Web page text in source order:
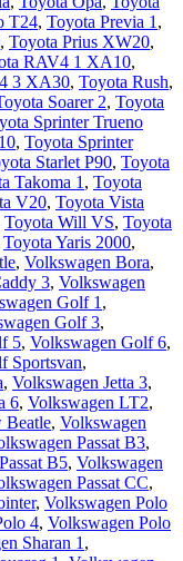
T24, Toyota Previa 1 ,
, Toyota Prius XW20,
RAV4 1 XA10,
3 XA30, Toyota Rush,
Soarer 2, Toyota
Sprinter Trueno
, Toyota Sprinter
Starlet P90, Toyota
Takoma 1 , Toyota
V20, Toyota Vista
Toyota Will VS, Toyota
Toyota Yaris 2000,
, Volkswagen Bora,
3, Volkswagen
Golf 1 ,
Golf 3,
5, Volkswagen Golf 6,
Sportsvan,
, Volkswagen Jetta 3,
6, Volkswagen LT2,
Beatle, Volkswagen
Passat B3,
B5, Volkswagen
Passat CC,
, Volkswagen Polo
4, Volkswagen Polo
Sharan 1 ,